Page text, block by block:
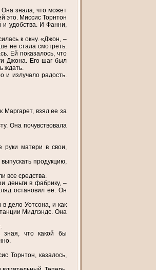
знала, что может
это. Миссис Торнтон
и удобства. И Фанни,
к окну. «Джон, –
не стала смотреть.
Ей показалось, что
Джона. Его шаг был
ждать.
и излучало радость.
Маргарет, взял ее за
Она почувствовала
руки матери в свои,
продукцию,
все средства.
деньги в фабрику, –
остановил ее. Он
дело Уотсона, и как
Мидлэндс. Она
зная, что какой бы
Торнтон, казалось,